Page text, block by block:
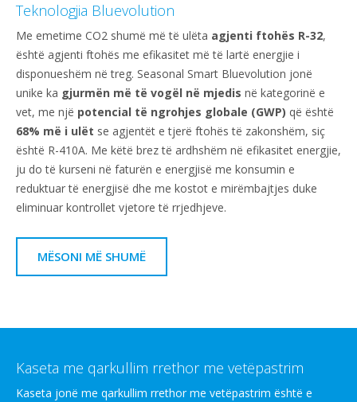
Teknologjia Bluevolution
Me emetime CO2 shumë më të ulëta agjenti ftohës R-32,
është agjenti ftohës me efikasitet më të lartë energjie i
disponueshëm në treg. Seasonal Smart Bluevolution jonë
unike ka gjurmën më të vogël në mjedis në kategorinë e
vet, me një potencial të ngrohjes globale (GWP) që është
68% më i ulët se agjentët e tjerë ftohës të zakonshëm, siç
është R-410A. Me këtë brez të ardhshëm në efikasitet energjie,
ju do të kurseni në faturën e energjisë me konsumin e
reduktuar të energjisë dhe me kostot e mirëmbajtjes duke
eliminuar kontrollet vjetore të rrjedhjeve.
MËSONI MË SHUMË
Kaseta me qarkullim rrethor me vetëpastrim
Kaseta jonë me qarkullim rrethor me vetëpastrim është e